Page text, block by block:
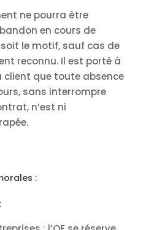
ne pourra être
en cours de
soit le motif, sauf cas de
reconnu. Il est porté à
client que toute absence
sans interrompre
n’est ni
: